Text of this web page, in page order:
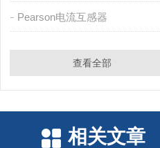
Pearson电流互感器
查看全部
相关文章